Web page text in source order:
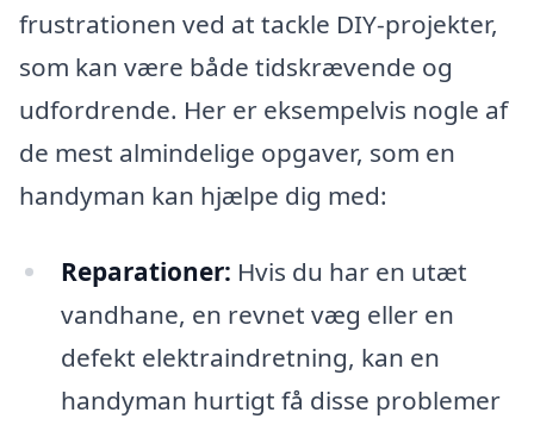
frustrationen ved at tackle DIY-projekter,
som kan være både tidskrævende og
udfordrende. Her er eksempelvis nogle af
de mest almindelige opgaver, som en
handyman kan hjælpe dig med:
Reparationer: Hvis du har en utæt
vandhane, en revnet væg eller en
defekt elektraindretning, kan en
handyman hurtigt få disse problemer